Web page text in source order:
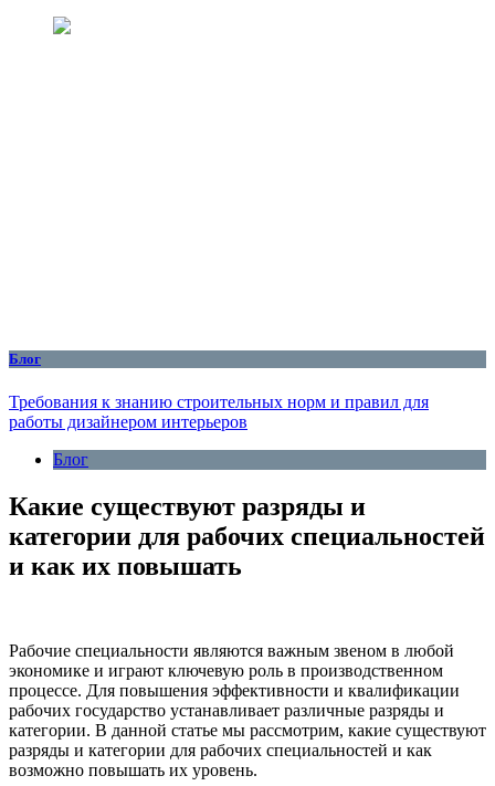
Блог
Требования к знанию строительных норм и правил для
работы дизайнером интерьеров
Блог
Какие существуют разряды и
категории для рабочих специальностей
и как их повышать
Рабочие специальности являются важным звеном в любой
экономике и играют ключевую роль в производственном
процессе. Для повышения эффективности и квалификации
рабочих государство устанавливает различные разряды и
категории. В данной статье мы рассмотрим, какие существуют
разряды и категории для рабочих специальностей и как
возможно повышать их уровень.